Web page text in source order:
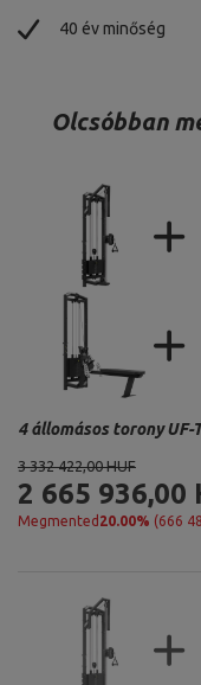
40 év minőség
Olcsóbban
3 332 422,00 HUF
2 665 936,00
Megmented 20.00% (666
4 állomásos torony UF-